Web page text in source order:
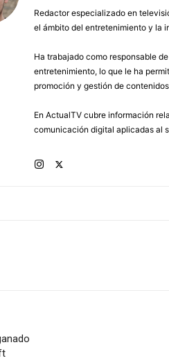
Redactor especializado en
el ámbito del entretenimiento y la
Ha trabajado como responsable
entretenimiento, lo que le ha
promoción y gestión de
En ActualTV cubre información
comunicación digital aplicadas al